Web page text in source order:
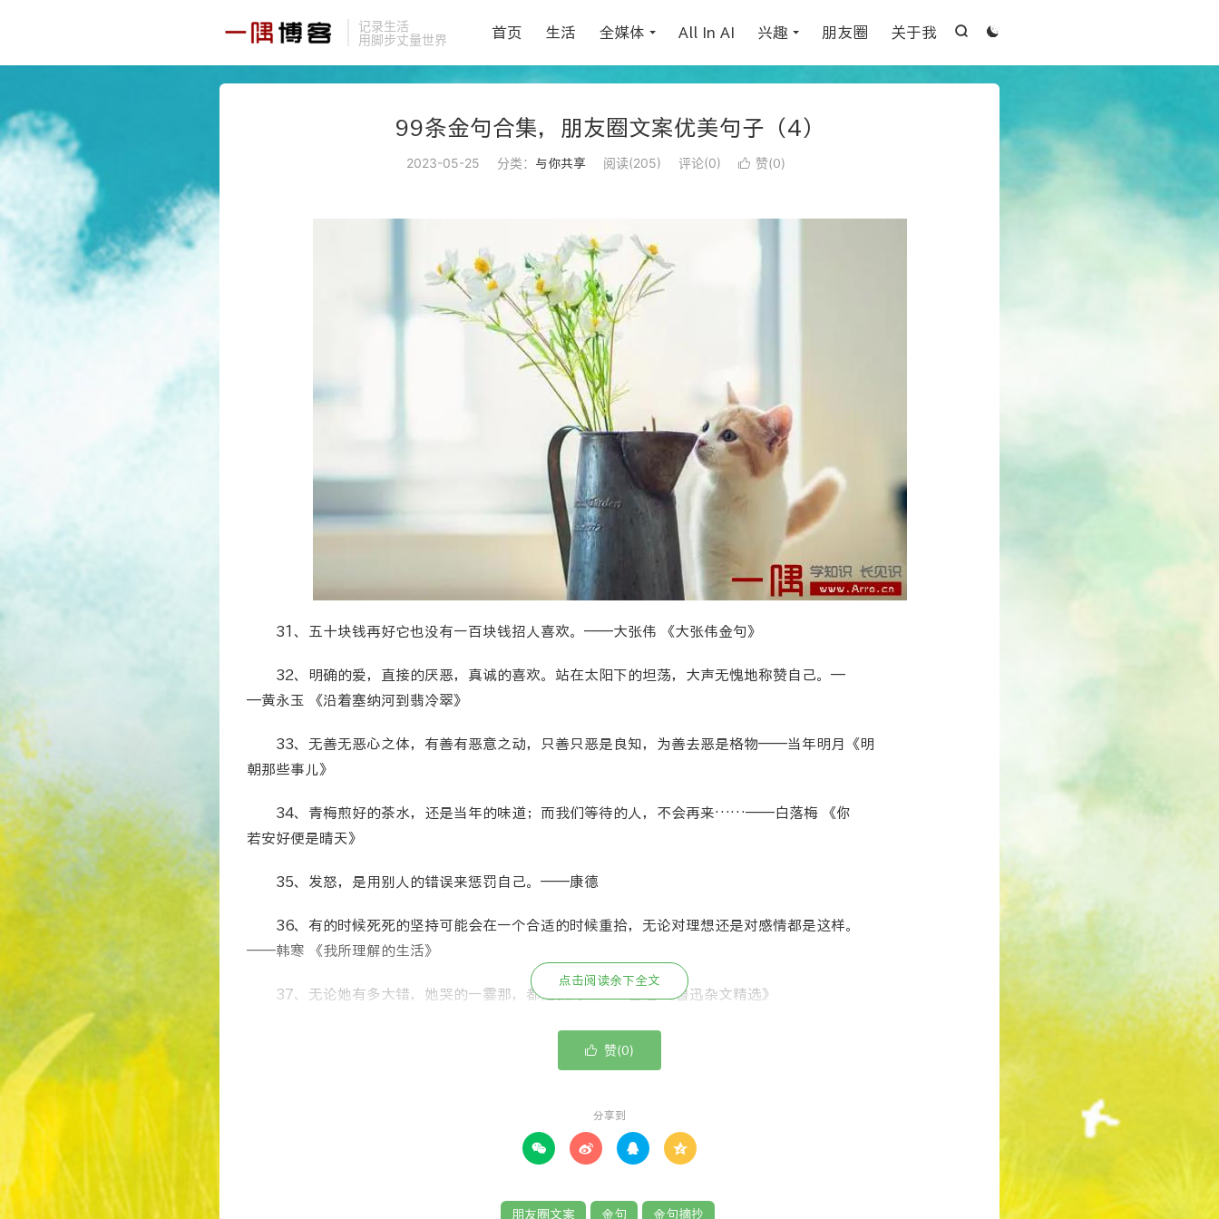
记录生活
用脚步丈量世界


首页 生活 全媒体 All In AI 兴趣 朋友圈 关于我
99条金句合集，朋友圈文案优美句子（4）
2023-05-25 分类： 与你共享 阅读(205) 评论(0)  赞(0)
31、五十块钱再好它也没有一百块钱招人喜欢。——大张伟 《大张伟金句》
32、明确的爱，直接的厌恶，真诚的喜欢。站在太阳下的坦荡，大声无愧地称赞自己。—
—黄永玉 《沿着塞纳河到翡冷翠》
33、无善无恶心之体，有善有恶意之动，只善只恶是良知，为善去恶是格物——当年明月《明
朝那些事儿》
34、青梅煎好的茶水，还是当年的味道；而我们等待的人，不会再来……——白落梅 《你
若安好便是晴天》
35、发怒，是用别人的错误来惩罚自己。——康德
36、有的时候死死的坚持可能会在一个合适的时候重拾，无论对理想还是对感情都是这样。
——韩寒 《我所理解的生活》
37、无论她有多大错，她哭的一霎那，都是我的错——鲁迅 《鲁迅杂文精选》
38、虚伪其实很难，它需要你明确知道自己想什么和对方要什么，然后假装大家一样。真
我们都得继续往前走。——卢思浩 《愿有人陪你颠沛流离》
点击阅读余下全文
 赞(0)
分享到
   
朋友圈文案 金句 金句摘抄